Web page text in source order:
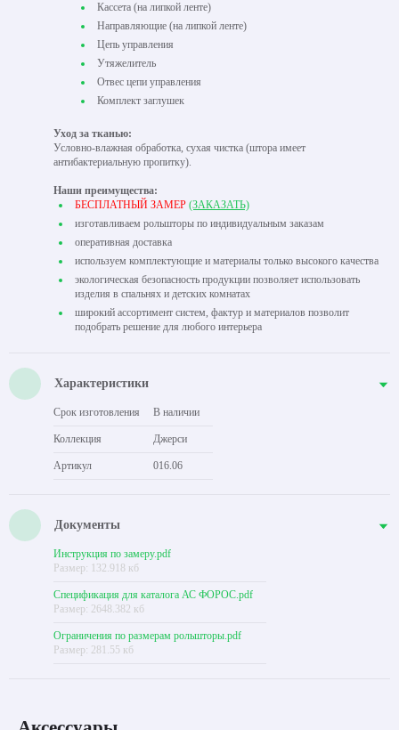
Кассета (на липкой ленте)
Направляющие (на липкой ленте)
Цепь управления
Утяжелитель
Отвес цепи управления
Комплект заглушек
Уход за тканью:
Условно-влажная обработка, сухая чистка (штора имеет
антибактериальную пропитку).
Наши преимущества:
БЕСПЛАТНЫЙ ЗАМЕР (ЗАКАЗАТЬ)
изготавливаем рольшторы по индивидуальным заказам
оперативная доставка
используем комплектующие и материалы только высокого качества
экологическая безопасность продукции позволяет использовать
изделия в спальнях и детских комнатах
широкий ассортимент систем, фактур и материалов позволит
подобрать решение для любого интерьера
Характеристики
Срок изготовления В наличии
Коллекция Джерси
Артикул 016.06
Документы
Инструкция по замеру.pdf
Размер: 132.918 кб
Спецификация для каталога АС ФОРОС.pdf
Размер: 2648.382 кб
Ограничения по размерам рольшторы.pdf
Размер: 281.55 кб